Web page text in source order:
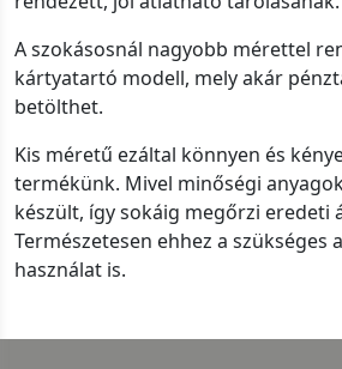
A szokásosnál nagyobb mérettel
kártyatartó modell, mely akár
betölthet.
Kis méretű ezáltal könnyen és
termékünk. Mivel minőségi
készült, így sokáig megőrzi eredeti
Természetesen ehhez a szükséges
használat is.